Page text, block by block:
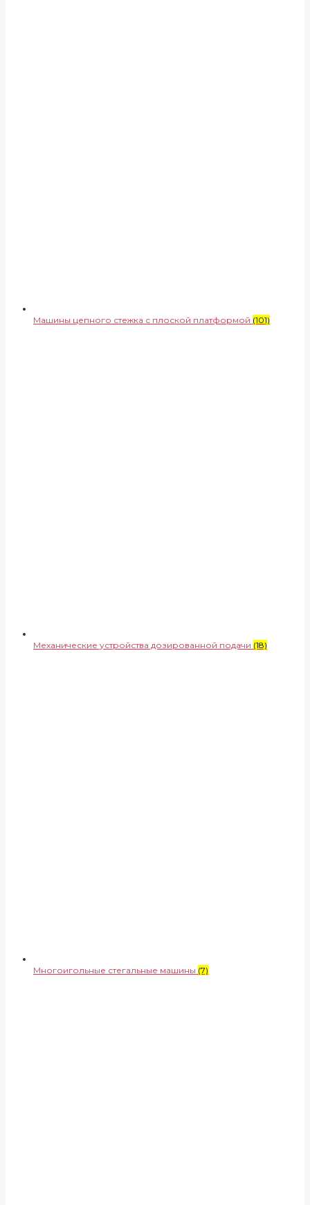
Машины цепного стежка с плоской платформой (101)
Механические устройства дозированной подачи (18)
Многоигольные стегальные машины (7)